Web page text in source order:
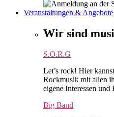
Veranstaltungen & Angebote
Wir sind
S.O.R.G
Let’s rock! Hier
Rockmusik mit allen
eigene Interessen
Big Band